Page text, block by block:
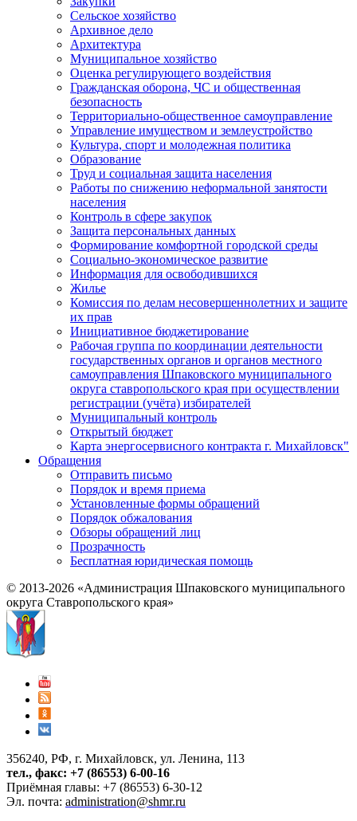
Сельское хозяйство
Архивное дело
Архитектура
Муниципальное хозяйство
Оценка регулирующего воздействия
Гражданская оборона, ЧС и общественная
безопасность
Территориально-общественное самоуправление
Управление имуществом и землеустройство
Культура, спорт и молодежная политика
Образование
Труд и социальная защита населения
Работы по снижению неформальной занятости
населения
Контроль в сфере закупок
Защита персональных данных
Формирование комфортной городской среды
Социально-экономическое развитие
Информация для освободившихся
Жилье
Комиссия по делам несовершеннолетних и защите
их прав
Инициативное бюджетирование
Рабочая группа по координации деятельности
государственных органов и органов местного
самоуправления Шпаковского муниципального
округа ставропольского края при осуществлении
регистрации (учёта) избирателей
Муниципальный контроль
Открытый бюджет
Карта энергосервисного контракта г. Михайловск"
Обращения
Отправить письмо
Порядок и время приема
Установленные формы обращений
Порядок обжалования
Обзоры обращений лиц
Прозрачность
Бесплатная юридическая помощь
© 2013-2026 «Администрация Шпаковского муниципального
округа Ставропольского края»
356240, РФ, г. Михайловск, ул. Ленина, 113
тел., факс: +7 (86553) 6-00-16
Приёмная главы: +7 (86553) 6-30-12
Эл. почта: administration@shmr.ru